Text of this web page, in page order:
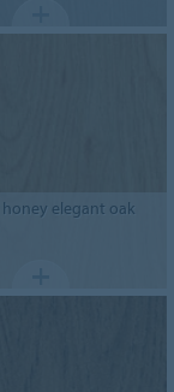
honey elegant oak